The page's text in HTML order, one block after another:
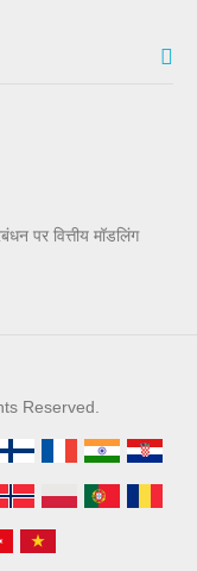
पर वित्तीय मॉडलिंग
Reserved.